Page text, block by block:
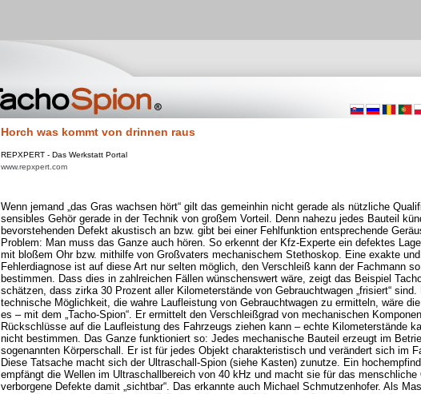
Horch was kommt von drinnen raus
REPXPERT - Das Werkstatt Portal
www.repxpert.com
Wenn jemand „das Gras wachsen hört“ gilt das gemeinhin nicht gerade als nützliche
sensibles Gehör gerade in der Technik von großem Vorteil. Denn nahezu jedes Bauteil
bevorstehenden Defekt akustisch an bzw. gibt bei einer Fehlfunktion entsprechende
Problem: Man muss das Ganze auch hören. So erkennt der Kfz-Experte ein defektes
mit bloßem Ohr bzw. mithilfe von Großvaters mechanischem Stethoskop. Eine exakte
Fehlerdiagnose ist auf diese Art nur selten möglich, den Verschleiß kann der Fachmann
bestimmen. Dass dies in zahlreichen Fällen wünschenswert wäre, zeigt das Beispiel
schätzen, dass zirka 30 Prozent aller Kilometerstände von Gebrauchtwagen „frisiert“
technische Möglichkeit, die wahre Laufleistung von Gebrauchtwagen zu ermitteln, wäre
es – mit dem „Tacho-Spion“. Er ermittelt den Verschleißgrad von mechanischen
Rückschlüsse auf die Laufleistung des Fahrzeugs ziehen kann – echte Kilometerstände
nicht bestimmen. Das Ganze funktioniert so: Jedes mechanische Bauteil erzeugt im
sogenannten Körperschall. Er ist für jedes Objekt charakteristisch und verändert sich im
Diese Tatsache macht sich der Ultraschall-Spion (siehe Kasten) zunutze. Ein
empfängt die Wellen im Ultraschallbereich von 40 kHz und macht sie für das menschliche
verborgene Defekte damit „sichtbar“. Das erkannte auch Michael Schmutzenhofer. Als